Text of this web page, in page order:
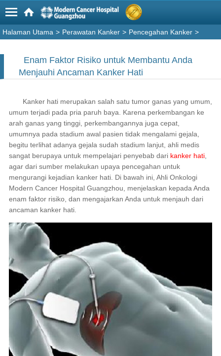
Halaman Utama > Perawatan Kanker > Pencegahan Kanker >
Enam Faktor Risiko untuk Membantu Anda
Menjauhi Ancaman Kanker Hati
Kanker hati merupakan salah satu tumor ganas yang umum,
umum terjadi pada pria paruh baya. Karena perkembangan ke
arah ganas yang tinggi, perkembangannya juga cepat,
umumnya pada stadium awal pasien tidak mengalami gejala,
begitu terlihat adanya gejala sudah stadium lanjut, ahli medis
sangat berupaya untuk mempelajari penyebab dari kanker hati,
agar dari sumber melakukan upaya pencegahan untuk
mengurangi kejadian kanker hati. Di bawah ini, Ahli Onkologi
Modern Cancer Hospital Guangzhou, menjelaskan kepada Anda
enam faktor risiko, dan mengajarkan Anda untuk menjauh dari
ancaman kanker hati.